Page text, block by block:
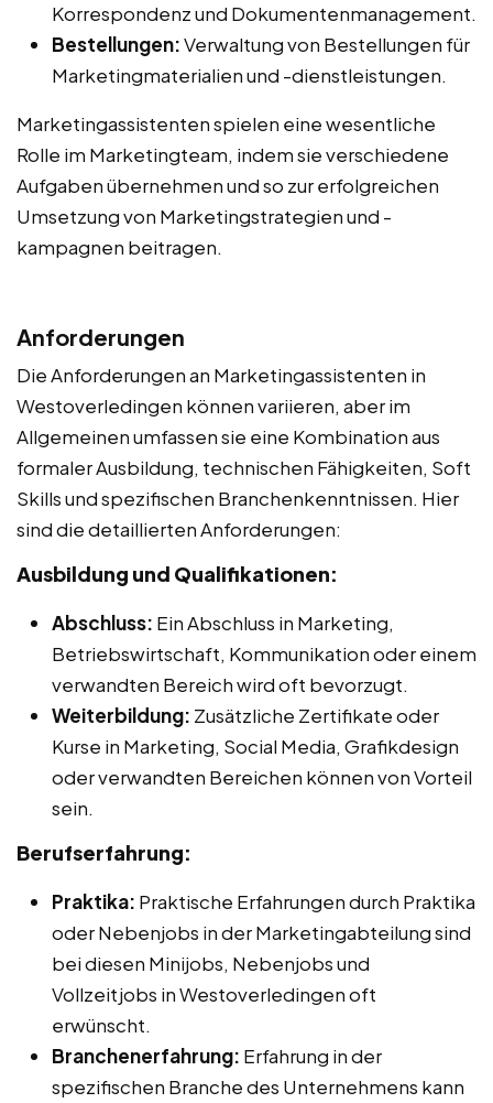
Korrespondenz und Dokumentenmanagement.
Bestellungen:Verwaltung von Bestellungen für
Marketingmaterialien und -dienstleistungen.
Marketingassistenten spielen eine wesentliche
Rolle im Marketingteam, indem sie verschiedene
Aufgaben übernehmen und so zur erfolgreichen
Umsetzung von Marketingstrategien und -
kampagnen beitragen.
Anforderungen
Die Anforderungen an Marketingassistenten in
Westoverledingen können variieren, aber im
Allgemeinen umfassen sie eine Kombination aus
formaler Ausbildung, technischen Fähigkeiten, Soft
Skills und spezifischen Branchenkenntnissen. Hier
sind die detaillierten Anforderungen:
Ausbildung und Qualifikationen:
Abschluss: Ein Abschluss in Marketing,
Betriebswirtschaft, Kommunikation oder einem
verwandten Bereich wird oft bevorzugt.
Weiterbildung: Zusätzliche Zertifikate oder
Kurse in Marketing, Social Media, Grafikdesign
oder verwandten Bereichen können von Vorteil
sein.
Berufserfahrung:
Praktika: Praktische Erfahrungen durch Praktika
oder Nebenjobs in der Marketingabteilung sind
bei diesen Minijobs, Nebenjobs und
Vollzeitjobs in Westoverledingen oft
erwünscht.
Branchenerfahrung: Erfahrung in der
spezifischen Branche des Unternehmens kann